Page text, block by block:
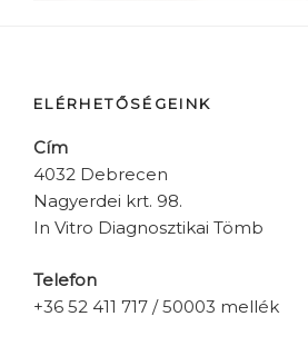
ELÉRHETŐSÉGEINK
Cím
4032 Debrecen
Nagyerdei krt. 98.
In Vitro Diagnosztikai Tömb
Telefon
+36 52 411 717 / 50003 mellék